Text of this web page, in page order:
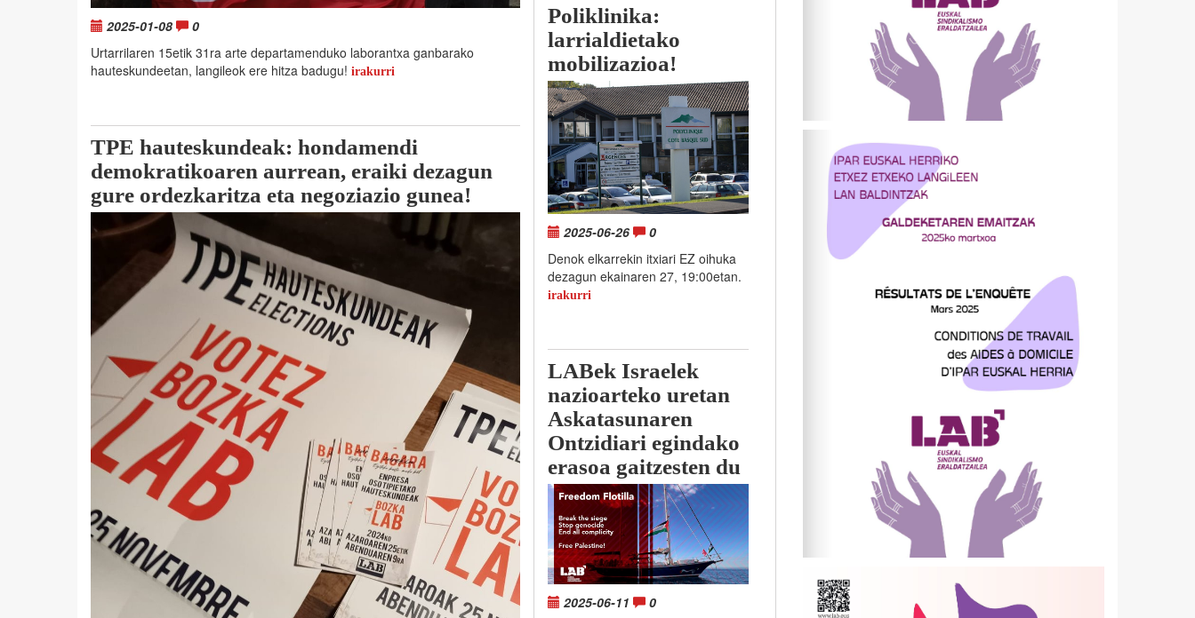
2025-01-08
0
Urtarrilaren 15etik 31ra arte departamenduko laborantxa ganbarako
hauteskundeetan, langileok ere hitza badugu! irakurri
TPE hauteskundeak: hondamendi
demokratikoaren aurrean, eraiki dezagun
gure ordezkaritza eta negoziazio gunea!
Poliklinika:
larrialdietako
mobilizazioa!
2025-06-26
0
Denok elkarrekin itxiari EZ oihuka
dezagun ekainaren 27, 19:00etan.
irakurri
LABek Israelek
nazioarteko uretan
Askatasunaren
Ontzidiari egindako
erasoa gaitzesten du
2025-06-11
0